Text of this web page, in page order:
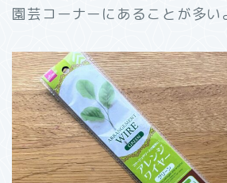
園芸コーナーにあることが多い